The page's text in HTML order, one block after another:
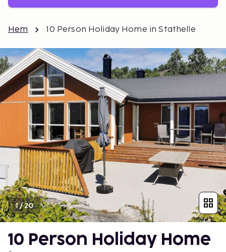
Hem 10 Person Holiday Home in Stathelle
1/20
10 Person Holiday Home